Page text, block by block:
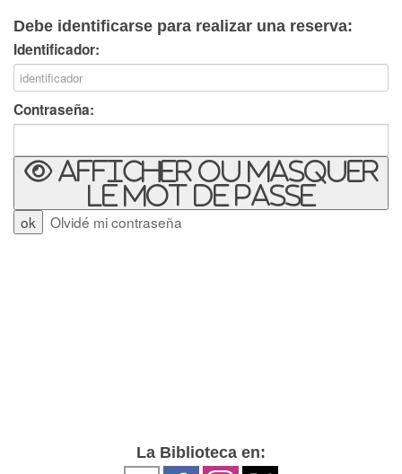
Debe identificarse para realizar una reserva:
Identificador:
Contraseña:
Afficher ou masquer
le mot de passe
Olvidé mi contraseña
La Biblioteca en: